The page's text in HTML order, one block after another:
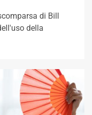
di Bill
della